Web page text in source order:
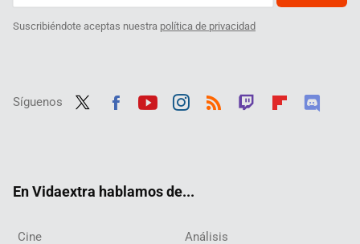
Suscribiéndote aceptas nuestra política de privacidad
Síguenos
En Vidaextra hablamos de...
Cine Análisis